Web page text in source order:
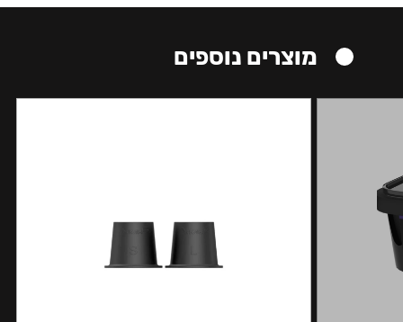
מוצרים נוספים